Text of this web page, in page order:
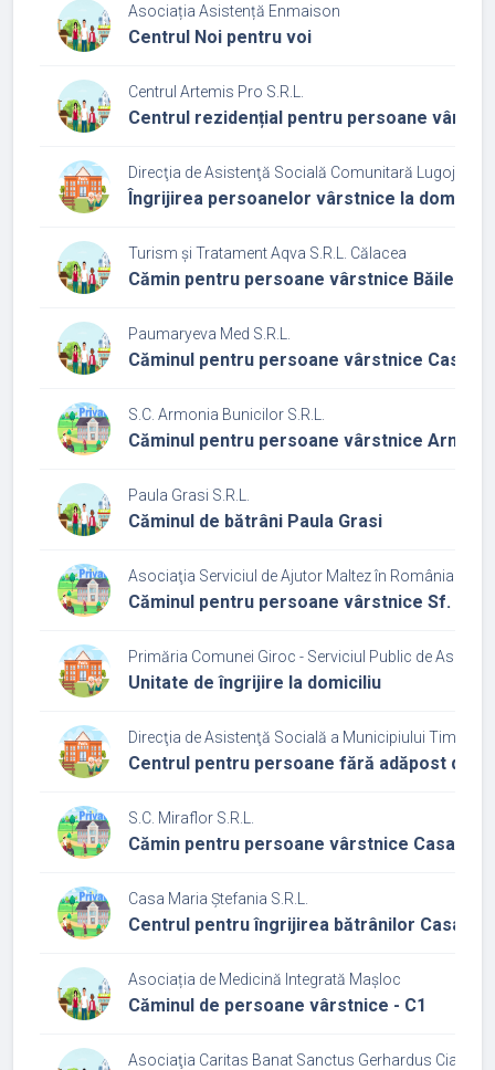
Asociația Asistență Enmaison
Centrul Noi pentru voi
Centrul Artemis Pro S.R.L.
Centrul rezidențial pentru persoane
Direcţia de Asistenţă Socială Comunitară Lugoj
Îngrijirea persoanelor vârstnice la domiciliu
Turism și Tratament Aqva S.R.L. Călacea
Cămin pentru persoane vârstnice Băile
Paumaryeva Med S.R.L.
Căminul pentru persoane vârstnice Casa
S.C. Armonia Bunicilor S.R.L.
Căminul pentru persoane vârstnice
Paula Grasi S.R.L.
Căminul de bătrâni Paula Grasi
Asociaţia Serviciul de Ajutor Maltez în România -
Căminul pentru persoane vârstnice Sf. Ioan
Primăria Comunei Giroc - Serviciul Public de
Unitate de îngrijire la domiciliu
Direcţia de Asistenţă Socială a Municipiului
Centrul pentru persoane fără adăpost din
S.C. Miraflor S.R.L.
Cămin pentru persoane vârstnice Casa
Casa Maria Ștefania S.R.L.
Centrul pentru îngrijirea bătrânilor Casa
Asociația de Medicină Integrată Mașloc
Căminul de persoane vârstnice - C1
Asociaţia Caritas Banat Sanctus Gerhardus Ciacova